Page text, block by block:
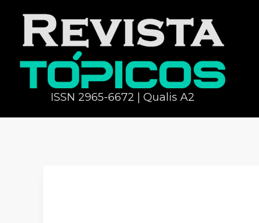
ISSN 2965-6672 | Qualis A2